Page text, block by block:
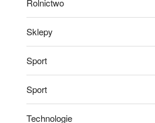
Rolnictwo
Sklepy
Sport
Sport
Technologie